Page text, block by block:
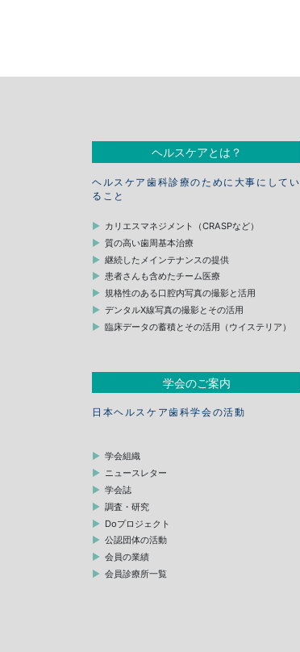
ヘルスケアとは？
ヘルスケア歯科診療のために大事にしてい
ること
カリエスマネジメント（CRASPなど）
質の高い歯周基本治療
継続したメインテナンスの提供
患者さんも含めたチーム医療
規格性のある口腔内写真の撮影と活用
デンタルX線写真の撮影とその活用
臨床データの蓄積とその活用（ウイステリア）
学会のご案内
日本ヘルスケア歯科学会の活動
学会組織
ニュースレター
学会誌
調査・研究
Doプロジェクト
公認団体の活動
会員の業績
会員診療所一覧